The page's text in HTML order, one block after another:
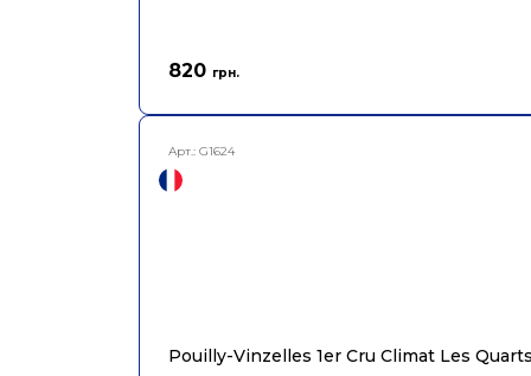
820 грн.
Арт.: G1624
Pouilly-Vinzelles 1er Cru Climat Les